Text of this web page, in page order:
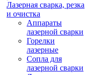
Лазерная сварка, резка
и очистка
Аппараты
лазерной сварки
Горелки
лазерные
Сопла для
лазерной сварки